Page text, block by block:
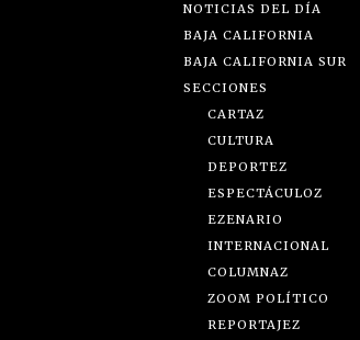
NOTICIAS DEL DÍA
BAJA CALIFORNIA
BAJA CALIFORNIA SUR
SECCIONES
CARTAZ
CULTURA
DEPORTEZ
ESPECTÁCULOZ
EZENARIO
INTERNACIONAL
COLUMNAZ
ZOOM POLÍTICO
REPORTAJEZ